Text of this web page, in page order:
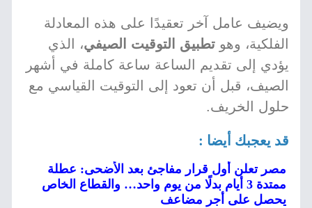
ويضيف عامل آخر تعقيدًا على هذه المعادلة
الفلكية، وهو تطبيق التوقيت الصيفي، الذي
يؤدي إلى تقديم الساعة ساعة كاملة في أشهر
الصيف، قبل أن تعود إلى التوقيت القياسي مع
حلول الخريف.
قد يعجبك أيضا :
مصر تعلن أول قرار مفاجئ بعد الأضحى: عطلة
ممتدة 3 أيام بدلًا من يوم واحد… والقطاع الخاص
يحصل على أجر مضاعف